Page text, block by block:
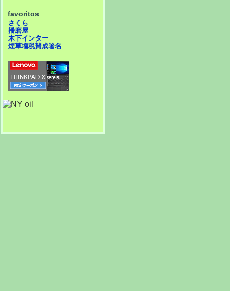
favoritos
さくら
播磨屋
木下インター
煙草増税賛成署名